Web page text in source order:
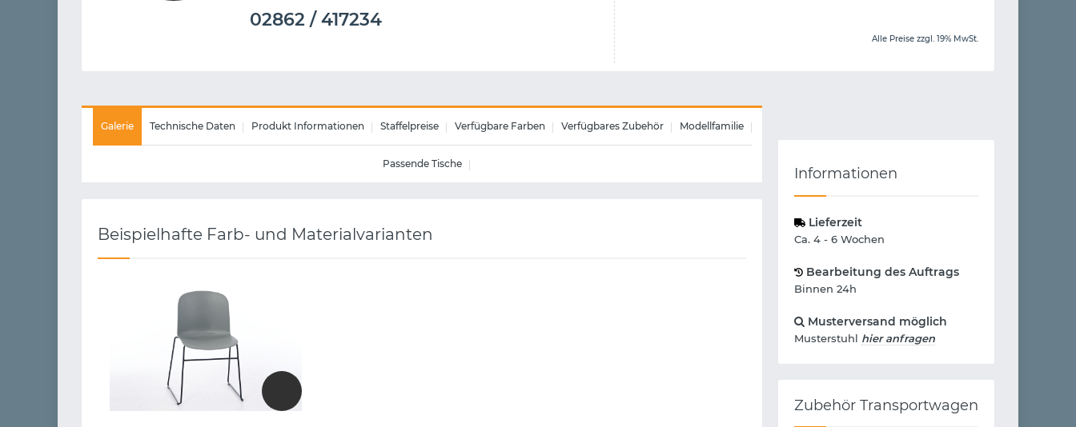
02862 / 417234
Alle Preise zzgl. 19% MwSt.
Galerie Technische Daten Produkt Informationen Staffelpreise Verfügbare Farben Verfügbares Zubehör Modellfamilie
Passende Tische
Beispielhafte Farb- und Materialvarianten
Informationen
Lieferzeit
Ca. 4 - 6 Wochen
Bearbeitung des Auftrags
Binnen 24h
Musterversand möglich
Musterstuhl hier anfragen
Zubehör Transportwagen